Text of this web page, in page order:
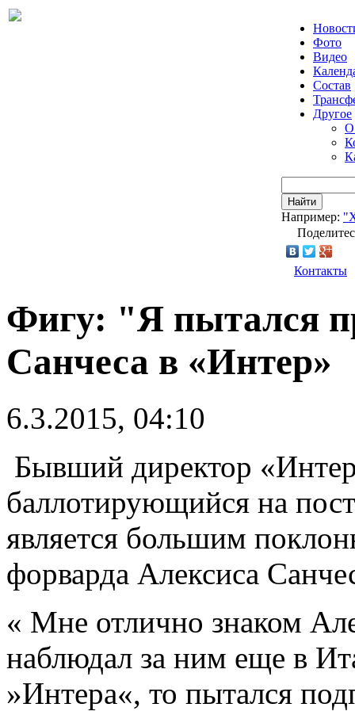
Фото
Видео
Состав
Другое
О
Найти
Например:
Контакты
Фигу: "Я пытался
Санчеса в «Интер»
6.3.2015, 04:10
Бывший директор
баллотирующийся на
является большим
форварда Алексиса
« Мне отлично знаком
наблюдал за ним еще в
»Интера«, то пытался